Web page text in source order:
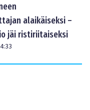
alaikäiseksi –
jäi ristiriitaiseksi